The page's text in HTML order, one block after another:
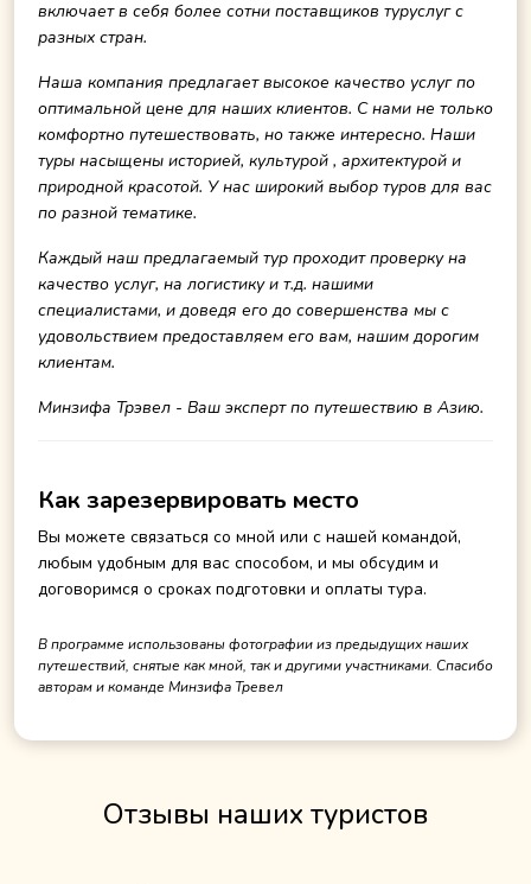
включает в себя более сотни поставщиков туруслуг с
разных стран.
Наша компания предлагает высокое качество услуг по
оптимальной цене для наших клиентов. С нами не только
комфортно путешествовать, но также интересно. Наши
туры насыщены историей, культурой , архитектурой и
природной красотой. У нас широкий выбор туров для вас
по разной тематике.
Каждый наш предлагаемый тур проходит проверку на
качество услуг, на логистику и т.д. нашими
специалистами, и доведя его до совершенства мы с
удовольствием предоставляем его вам, нашим дорогим
клиентам.
Минзифа Трэвел - Ваш эксперт по путешествию в Азию.
Как зарезервировать место
Вы можете связаться со мной или с нашей командой,
любым удобным для вас способом, и мы обсудим и
договоримся о сроках подготовки и оплаты тура.
В программе использованы фотографии из предыдущих наших
путешествий, снятые как мной, так и другими участниками. Спасибо
авторам и команде Минзифа Тревел
Отзывы наших туристов